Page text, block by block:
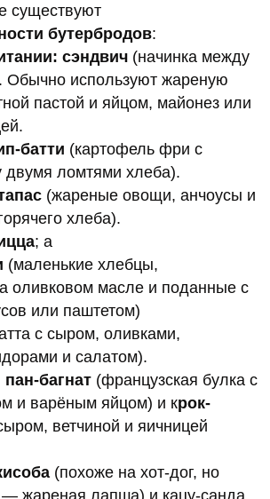
существуют
бутербродов:
сэндвич (начинка между
Обычно используют жареную
пастой и яйцом, майонез или
батти (картофель фри с
двумя ломтями хлеба).
(жареные овощи, анчоусы и
хлеба).
; а
(маленькие хлебцы,
оливковом масле и поданные с
или паштетом)
с сыром, оливками,
и салатом).
багнат (французская булка с
и варёным яйцом) и крок-
ветчиной и яичницей
(похоже на хот-дог, но
— жареная лапша) и кацу-санда